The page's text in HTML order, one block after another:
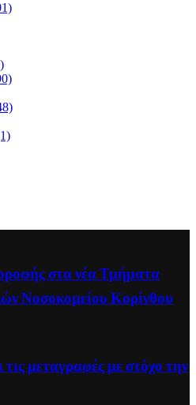
στα νέα Τμήματα
Νοσοκομείου Κορίνθου
μεταγραφές με στόχο την